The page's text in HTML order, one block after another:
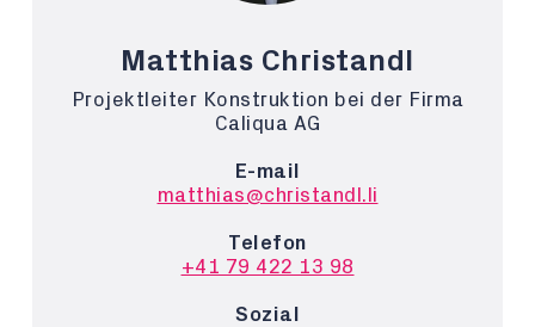
Matthias Christandl
Projektleiter Konstruktion bei der Firma
Caliqua AG
E-mail
matthias@christandl.li
Telefon
+41 79 422 13 98
Sozial